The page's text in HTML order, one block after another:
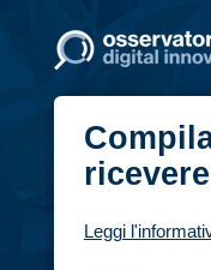
Leggi